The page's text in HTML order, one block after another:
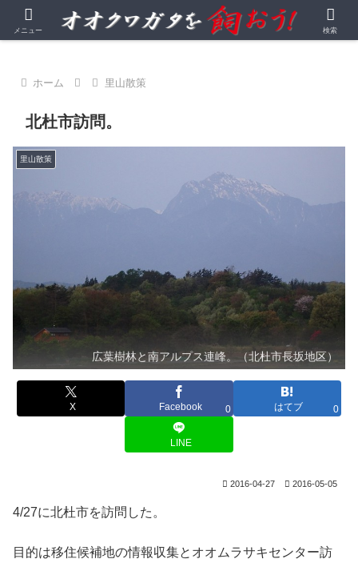
オオクワガタを中心とする昆虫飼育・観察記録
ホーム 里山散策
北杜市訪問。
里山散策
広葉樹林と南アルプス連峰。（北杜市長坂地区）
X Facebook 0 はてブ 0
LINE
2016-04-27 2016-05-05
4/27に北杜市を訪問した。
目的は移住候補地の情報収集とオオムラサキセンター訪
メニュー 検索